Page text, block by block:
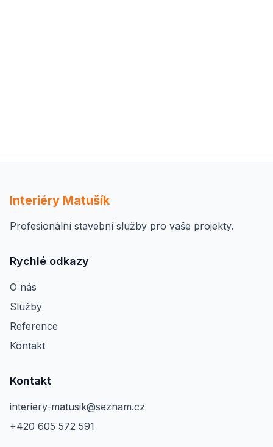
Interiéry Matušík
Profesionální stavební služby pro vaše projekty.
Rychlé odkazy
O nás
Služby
Reference
Kontakt
Kontakt
interiery-matusik@seznam.cz
+420 605 572 591